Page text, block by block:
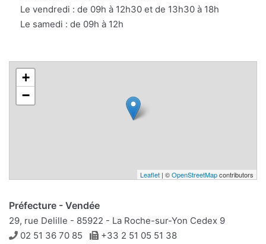
Le vendredi : de 09h à 12h30 et de 13h30 à 18h
Le samedi : de 09h à 12h
+
−
Leaflet | ©OpenStreetMapcontributors
Préfecture - Vendée
29, rue Delille - 85922 - La Roche-sur-Yon Cedex 9
Téléphone
02 51 36 70 85 Télécopie
+33 2 51 05 51 38